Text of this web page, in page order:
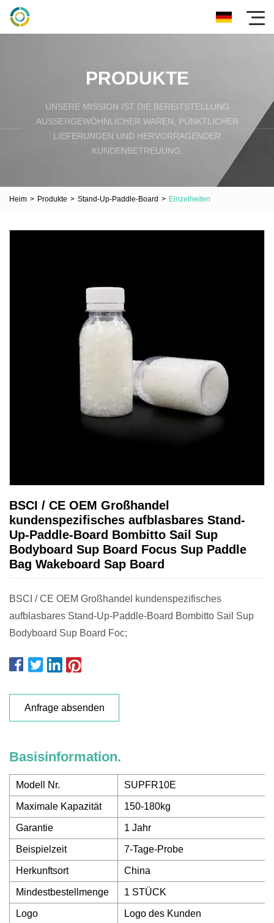
PRODUKTE
UNSERE MISSION IST DIE BEREITSTELLUNG
AUSSERGEWÖHNLICHER WAREN, PÜNKTLICHER L
IEFERUNGEN UND HERVORRAGENDER K
UNDENBETREUUNG.
Heim > Produkte > Stand-Up-Paddle-Board > Einzelheiten
BSCI / CE OEM Großhandel
kundenspezifisches aufblasbares Stand-
Up-Paddle-Board Bombitto Sail Sup
Bodyboard Sup Board Focus Sup Paddle
Bag Wakeboard Sap Board
BSCI / CE OEM Großhandel kundenspezifisches
aufblasbares Stand-Up-Paddle-Board Bombitto Sail Sup
Bodyboard Sup Board Foc;
Anfrage absenden
Basisinformation.
Modell Nr. SUPFR10E
Maximale Kapazität 150-180kg
Garantie 1 Jahr
Beispielzeit 7-Tage-Probe
Herkunftsort China
Mindestbestellmenge 1 STÜCK
Logo Logo des Kunden